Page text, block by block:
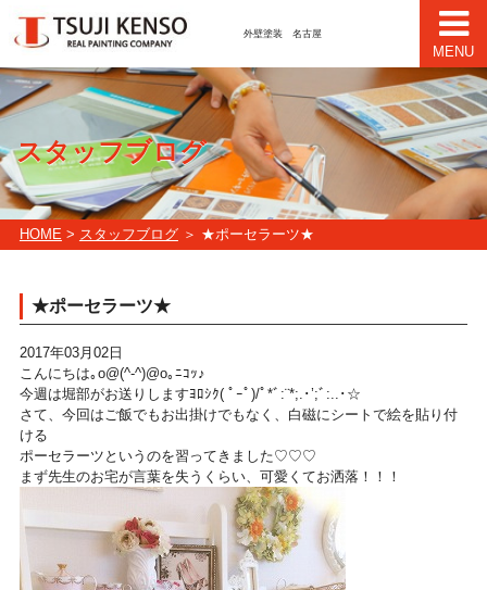
外壁塗装 名古屋
MENU
スタッフブログ
HOME> スタッフブログ＞ ★ポーセラーツ★
★ポーセラーツ★
2017年03月02日
こんにちは｡o@(^-^)@o｡ﾆｺｯ♪
今週は堀部がお送りしますﾖﾛｼｸ( ﾟｰﾟ)/ﾟ*ﾞ:¨*;.･’;ﾞ:..･☆
さて、今回はご飯でもお出掛けでもなく、白磁にシートで絵を貼り付
ける
ポーセラーツというのを習ってきました♡♡♡
まず先生のお宅が言葉を失うくらい、可愛くてお洒落！！！